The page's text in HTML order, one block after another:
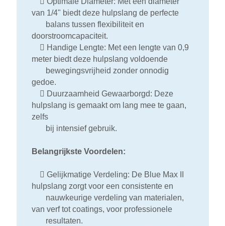
van 1/4" biedt deze hulpslang de perfecte
balans tussen flexibiliteit en
doorstroomcapaciteit.
 Handige Lengte: Met een lengte van 0,9
meter biedt deze hulpslang voldoende
bewegingsvrijheid zonder onnodig
gedoe.
 Duurzaamheid Gewaarborgd: Deze
hulpslang is gemaakt om lang mee te gaan,
zelfs
bij intensief gebruik.
Belangrijkste Voordelen:
 Gelijkmatige Verdeling: De Blue Max II
hulpslang zorgt voor een consistente en
nauwkeurige verdeling van materialen,
van verf tot coatings, voor professionele
resultaten.